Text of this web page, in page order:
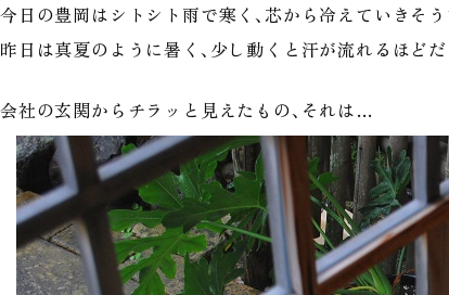
今日の豊岡はシトシト雨で寒く、芯から冷えていきそう
昨日は真夏のように暑く、少し動くと汗が流れるほど
会社の玄関からチラッと見えたもの、それは…